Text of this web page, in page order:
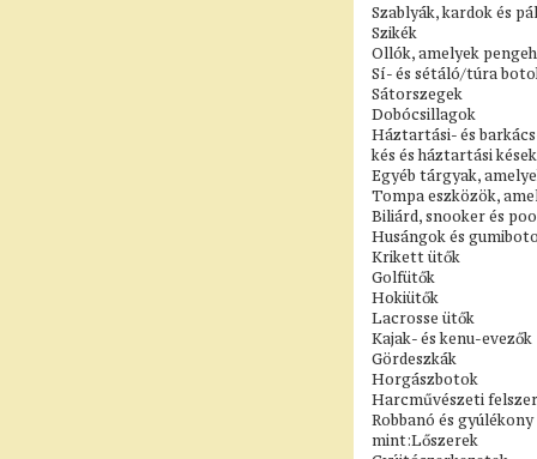
Szablyák, kardok és
Szikék
Ollók, amelyek
Sí- és sétáló/túra
Sátorszegek
Dobócsillagok
Háztartási- és
kés és háztartási
Egyéb tárgyak,
Tompa eszközök,
Biliárd, snooker és
Husángok és
Krikett ütők
Golfütők
Hokiütők
Lacrosse ütők
Kajak- és kenu-evezők
Gördeszkák
Horgászbotok
Harcművészeti
Robbanó és
mint:Lőszerek